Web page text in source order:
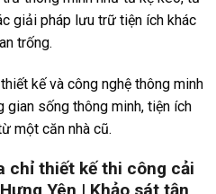
giải pháp lưu trữ tiện ích khác
trống.
kế và công nghệ thông minh
gian sống thông minh, tiện ích
một căn nhà cũ.
chỉ thiết kế thi công cải